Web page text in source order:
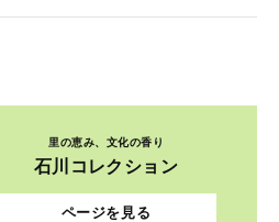
里の恵み、文化の香り
石川コレクション
ページを見る